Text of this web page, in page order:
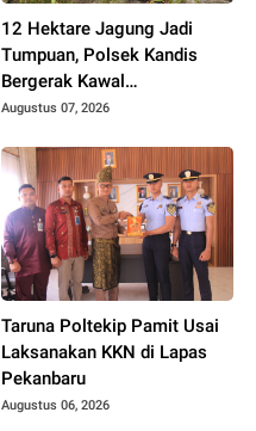
12 Hektare Jagung Jadi
Tumpuan, Polsek Kandis
Bergerak Kawal
Swasembada Pangan
Augustus 07, 2026
Taruna Poltekip Pamit Usai
Laksanakan KKN di Lapas
Pekanbaru
Augustus 06, 2026